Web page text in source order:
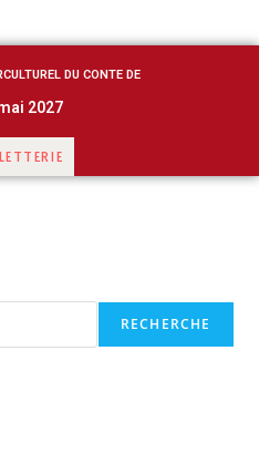
DU CONTE DE
2027
RECHERCHE